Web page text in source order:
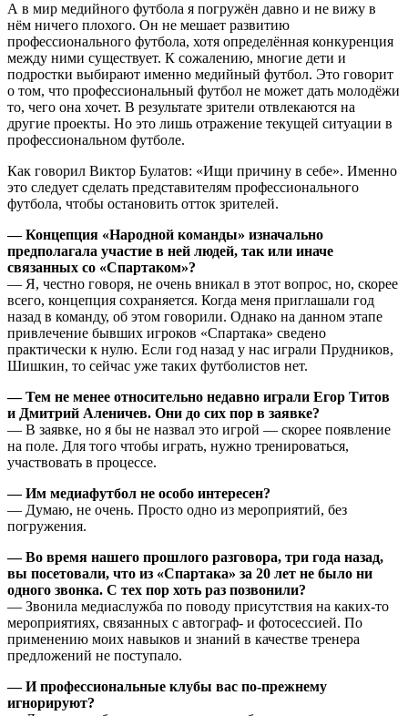
А в мир медийного футбола я погружён давно и не вижу в
нём ничего плохого. Он не мешает развитию
профессионального футбола, хотя определённая конкуренция
между ними существует. К сожалению, многие дети и
подростки выбирают именно медийный футбол. Это говорит
о том, что профессиональный футбол не может дать молодёжи
то, чего она хочет. В результате зрители отвлекаются на
другие проекты. Но это лишь отражение текущей ситуации в
профессиональном футболе.
Как говорил Виктор Булатов: «Ищи причину в себе». Именно
это следует сделать представителям профессионального
футбола, чтобы остановить отток зрителей.
— Концепция «Народной команды» изначально
предполагала участие в ней людей, так или иначе
связанных со «Спартаком»?
— Я, честно говоря, не очень вникал в этот вопрос, но, скорее
всего, концепция сохраняется. Когда меня приглашали год
назад в команду, об этом говорили. Однако на данном этапе
привлечение бывших игроков «Спартака» сведено
практически к нулю. Если год назад у нас играли Прудников,
Шишкин, то сейчас уже таких футболистов нет.
— Тем не менее относительно недавно играли Егор Титов
и Дмитрий Аленичев. Они до сих пор в заявке?
— В заявке, но я бы не назвал это игрой — скорее появление
на поле. Для того чтобы играть, нужно тренироваться,
участвовать в процессе.
— Им медиафутбол не особо интересен?
— Думаю, не очень. Просто одно из мероприятий, без
погружения.
— Во время нашего прошлого разговора, три года назад,
вы посетовали, что из «Спартака» за 20 лет не было ни
одного звонка. С тех пор хоть раз позвонили?
— Звонила медиаслужба по поводу присутствия на каких-то
мероприятиях, связанных с автограф- и фотосессией. По
применению моих навыков и знаний в качестве тренера
предложений не поступало.
— И профессиональные клубы вас по-прежнему
игнорируют?